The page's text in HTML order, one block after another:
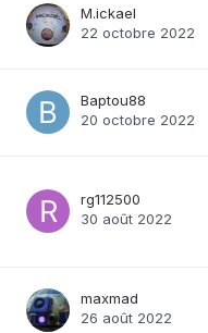
M.ickael
22 octobre 2022
Baptou88
20 octobre 2022
rg112500
30 août 2022
maxmad
26 août 2022